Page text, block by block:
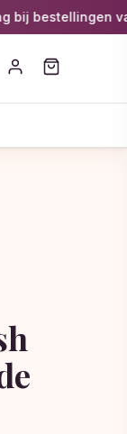
bestellingen vanaf